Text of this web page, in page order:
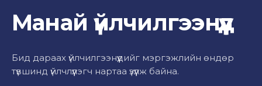
Манай үйлчилгээнүүд
Бид дараах үйлчилгээнүүдийг мэргэжлийн өндөр
түвшинд үйлчлүүлэгч нартаа үзүүлж байна.